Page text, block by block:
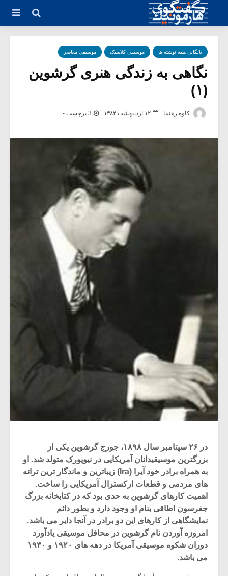
بایگانی همه نوشته ها موسیقی کلاسیک موسیقی معاصر
نگاهی به زندگی هنری گرشوین
(۱)
کاوه رهنما ۱۲ اردیبهشت ۱۳۸۴ 3 برچسب -
در ۲۶ سپتامبر سال ۱۸۹۸، جورج گرشوین یکی از
بزرگترین موسیقیدانان آمریکایی در نیویورک متولد شد. او
به همراه برادر خود آیرا (Ira) زیباترین و ماندگار ترین ترانه
های مردمی و قطعات ارکسترال آمریکایی را ساخت.
اهمیت کارهای گرشوین به حدی بود که در کتابخانه بزرگ
جفرسون اطاقی بنام او وجود دارد و بطور دائم
نمایشگاهی از کارهای این دو برادر در آنجا دایر می باشد.
امروزه آوردن نام گرشوین در محافل موسیقی یادآورد
دوران شکوه موسیقی آمریکا در دهه های ۱۹۲۰ و ۱۹۳۰
می باشد.